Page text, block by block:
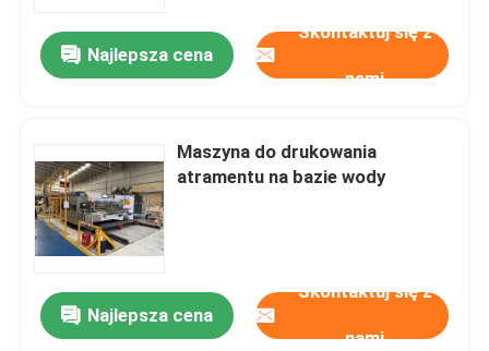
Najlepsza cena
Skontaktuj się z
nami
Maszyna do drukowania
atramentu na bazie wody
Najlepsza cena
Skontaktuj się z
nami